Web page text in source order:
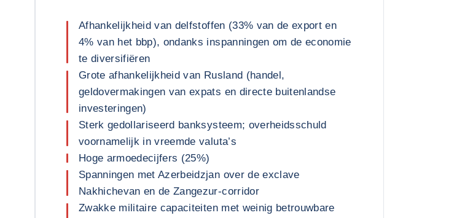
Afhankelijkheid van delfstoffen (33% van de export en
4% van het bbp), ondanks inspanningen om de economie
te diversifiëren
Grote afhankelijkheid van Rusland (handel,
geldovermakingen van expats en directe buitenlandse
investeringen)
Sterk gedollariseerd banksysteem; overheidsschuld
voornamelijk in vreemde valuta’s
Hoge armoedecijfers (25%)
Spanningen met Azerbeidzjan over de exclave
Nakhichevan en de Zangezur-corridor
Zwakke militaire capaciteiten met weinig betrouwbare